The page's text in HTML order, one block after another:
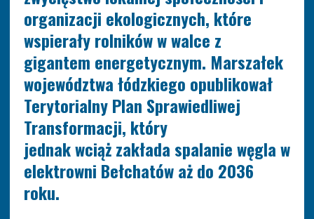
organizacji ekologicznych, które
wspierały rolników w walce z
gigantem energetycznym. Marszałek
województwa łódzkiego opublikował
Terytorialny Plan Sprawiedliwej
Transformacji, który
jednak wciąż zakłada spalanie węgla w
elektrowni Bełchatów aż do 2036
roku.